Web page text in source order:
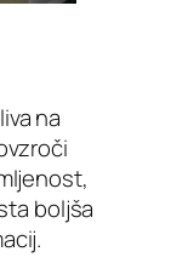
na
boljša